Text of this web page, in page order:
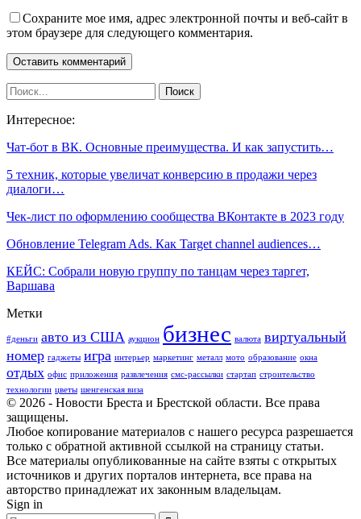
Сохраните мое имя, адрес электронной почты и веб-сайт в
этом браузере для следующего комментария.
Интересное:
Чат-бот в ВК. Основные преимущества. И как запустить…
5 техник, которые увеличат конверсию в продажи через
диалоги…
Чек-лист по оформлению сообщества ВКонтакте в 2023 году
Обновление Telegram Ads. Как Target channel audiences…
КЕЙС: Собрали новую группу по танцам через таргет,
Варшава
Метки
#деньги авто из США аукцион бизнес валюта виртуальный
номер гаджеты игра интерьер маркетинг металл мото образование окна
отдых офис приложения развлечения смс-рассылки стартап строительство
технологии цветы шенгенская виза
© 2026 - Новости Бреста и Брестской области. Все права
защищены.
Любое копирование материалов с нашего ресурса разрешается
только с обратной активной ссылкой на страницу статьи.
Все материалы опубликованные на сайте взяты с открытых
источников и других порталов интернета, все права на
авторство принадлежат их законным владельцам.
Sign in